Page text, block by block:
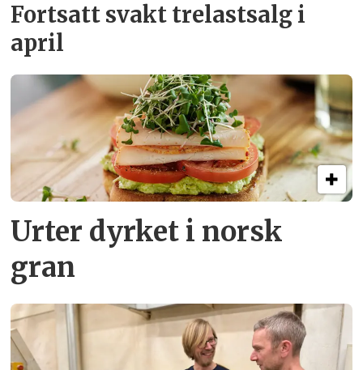
Fortsatt svakt trelastsalg i
april
Urter dyrket i norsk
gran